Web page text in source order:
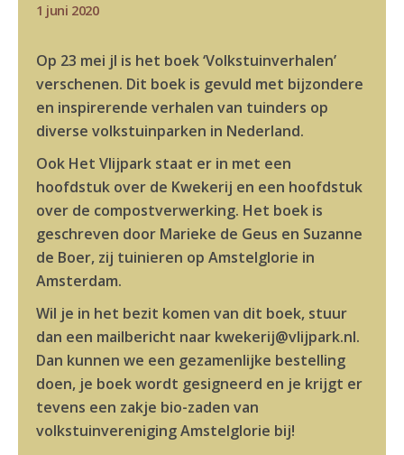
1 juni 2020
Op 23 mei jl is het boek ‘Volkstuinverhalen’
verschenen. Dit boek is gevuld met bijzondere
en inspirerende verhalen van tuinders op
diverse volkstuinparken in Nederland.
Ook Het Vlijpark staat er in met een
hoofdstuk over de Kwekerij en een hoofdstuk
over de compostverwerking. Het boek is
geschreven door Marieke de Geus en Suzanne
de Boer, zij tuinieren op Amstelglorie in
Amsterdam.
Wil je in het bezit komen van dit boek, stuur
dan een mailbericht naar kwekerij@vlijpark.nl.
Dan kunnen we een gezamenlijke bestelling
doen, je boek wordt gesigneerd en je krijgt er
tevens een zakje bio-zaden van
volkstuinvereniging Amstelglorie bij!